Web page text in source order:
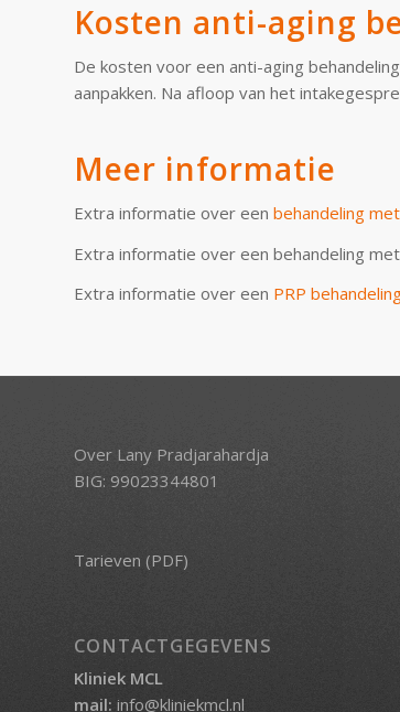
Kosten anti-aging
De kosten voor een anti-aging
aanpakken. Na afloop van het
Meer informatie
Extra informatie over een behandeling
Extra informatie over een behandeling met
Extra informatie over een PRP
Over Lany Pradjarahardja
BIG: 99023344801
Tarieven (PDF)
CONTACTGEGEVENS
Kliniek MCL
mail: info@kliniekmcl.nl